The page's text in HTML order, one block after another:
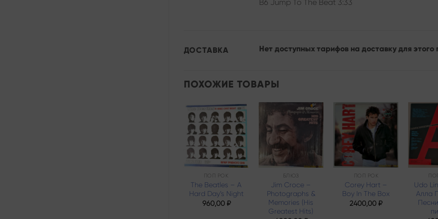
B6 Jump To The Beat 3:33
ДОСТАВКА Нет доступных тарифов на доставку для этого
ПОХОЖИЕ ТОВАРЫ
Add to
wishlist
ПОП РОК
The Beatles – A
Hard Day’s Night
960,00 ₽
wishlist
БЛЮЗ
Jim Croce –
Photographs &
Memories (His
Greatest Hits)
Add to
ПОП РОК
Corey Hart –
Boy In The Box
2400,00 ₽
Udo
Алла